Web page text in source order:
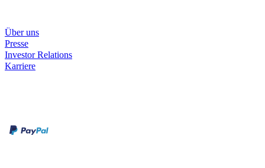
Über uns
Presse
Investor Relations
Karriere